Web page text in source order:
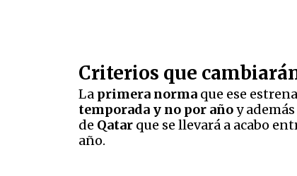
Criterios que
La primera norma que ese
temporada y no por añoy además
de Qatar que se llevará a acabo
año.